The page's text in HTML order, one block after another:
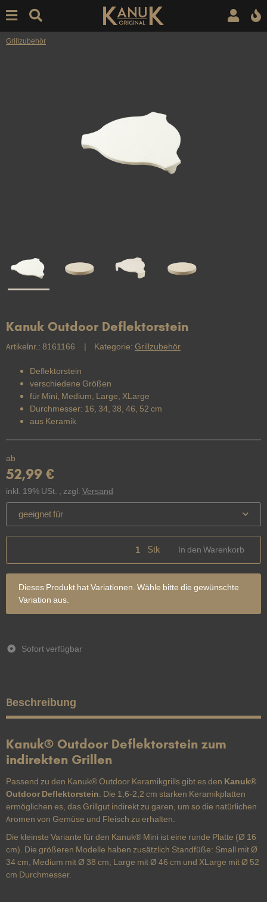
Grillzubehör
Kanuk Outdoor Deflektorstein
Artikelnr.: 8161166 Kategorie: Grillzubehör
Deflektorstein
verschiedene Größen
für Mini, Medium, Large, XLarge
Durchmesser: 16, 34, 38, 46, 52 cm
aus Keramik
ab
52,99 €
inkl. 19% USt. , zzgl. Versand
geeignet für
Stk In den Warenkorb
x
Dieses Produkt hat Variationen. Wähle bitte die gewünschte
Variation aus.
Sofort verfügbar
Beschreibung
Kanuk® Outdoor Deflektorstein zum
indirekten Grillen
Passend zu den Kanuk® Outdoor Keramikgrills gibt es den Kanuk®
Outdoor Deflektorstein. Die 1,6-2,2 cm starken Keramikplatten
ermöglichen es, das Grillgut indirekt zu garen, um so die natürlichen
Aromen von Gemüse und Fleisch zu erhalten.
Die kleinste Variante für den Kanuk® Mini ist eine runde Platte (Ø 16
cm). Die größeren Modelle haben zusätzlich Standfüße: Small mit Ø
34 cm, Medium mit Ø 38 cm, Large mit Ø 46 cm und XLarge mit Ø 52
cm Durchmesser.